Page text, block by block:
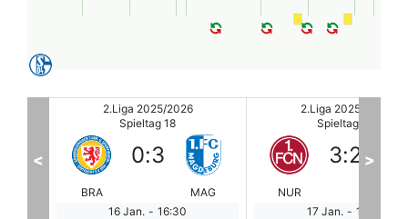
2.Liga 2025/2026
Spieltag 18
NUR
3:2
ELV
17 Jan. - 11:00
2.Liga 2025/2026
Spieltag 18
DRE
2:0
17 Jan. - 11:00
< >